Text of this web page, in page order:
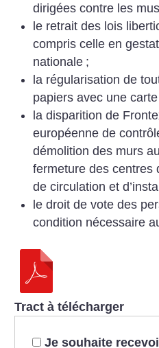
dirigées contre les
le retrait des lois
compris celle en
nationale ;
la régularisation de
papiers avec une
la disparition de
européenne de
démolition des murs
fermeture des centres
de circulation et
le droit de vote des
condition nécessaire
Tract à télécharger
Je souhaite